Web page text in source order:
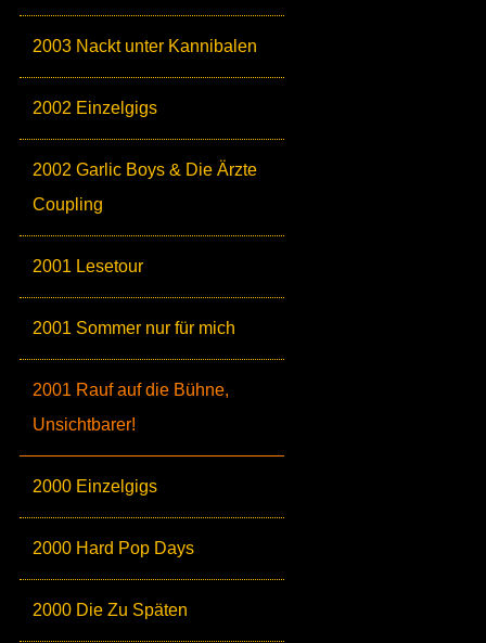
2003 Nackt unter Kannibalen
2002 Einzelgigs
2002 Garlic Boys & Die Ärzte
Coupling
2001 Lesetour
2001 Sommer nur für mich
2001 Rauf auf die Bühne,
Unsichtbarer!
2000 Einzelgigs
2000 Hard Pop Days
2000 Die Zu Späten